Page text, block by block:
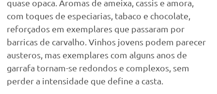
quase opaca. Aromas de ameixa, cassis e amora,
com toques de especiarias, tabaco e chocolate,
reforçados em exemplares que passaram por
barricas de carvalho. Vinhos jovens podem parecer
austeros, mas exemplares com alguns anos de
garrafa tornam-se redondos e complexos, sem
perder a intensidade que define a casta.